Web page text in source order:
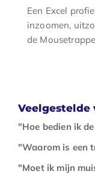
Een Excel
inzoomen,
de
Veelgestelde
"Hoe bedien ik
"Waarom is een
"Moet ik mijn